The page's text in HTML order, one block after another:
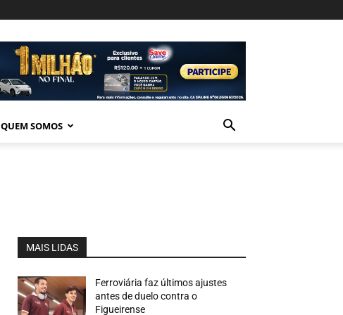
QUEM SOMOS
MAIS LIDAS
Ferroviária faz últimos ajustes
antes de duelo contra o
Figueirense